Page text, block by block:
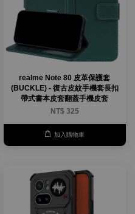
realme Note 80 皮革保護套
(BUCKLE) - 復古皮紋手機套長扣
帶式書本皮套翻蓋手機皮套
NT$ 325
加入購物車